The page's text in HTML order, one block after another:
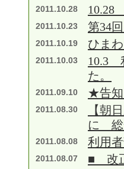
2011.10.28 10.28
2011.10.23 第34
2011.10.19 ひま
2011.10.03
10.3
た。
2011.09.10 ★告知
2011.08.30
【朝
に 総
2011.08.08 利用
2011.08.07 ■ 改